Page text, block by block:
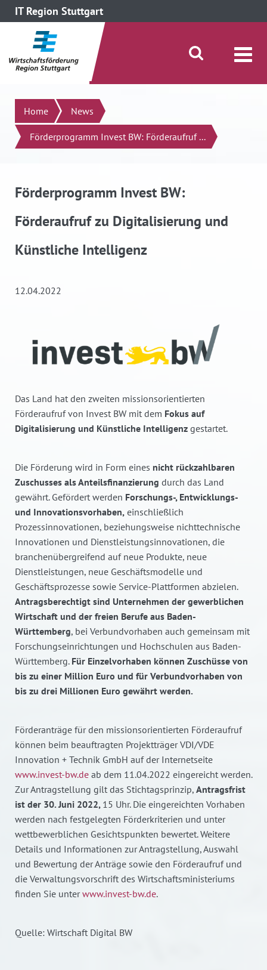
IT Region Stuttgart
direkt zum Inhalt dieser Seite
direkt zum Menü springen
Suche öffnen/schließen
Suchen
Home News
Förderprogramm Invest BW: Förderaufruf ...
Förderprogramm Invest BW:
Förderaufruf zu Digitalisierung und
Künstliche Intelligenz
12.04.2022
Das Land hat den zweiten missionsorientierten
Förderaufruf von Invest BW mit dem Fokus auf
Digitalisierung und Künstliche Intelligenz gestartet.
Die Förderung wird in Form eines nicht rückzahlbaren
Zuschusses als Anteilsfinanzierung durch das Land
gewährt. Gefördert werden Forschungs-, Entwicklungs-
und Innovationsvorhaben, einschließlich
Prozessinnovationen, beziehungsweise nichttechnische
Innovationen und Dienstleistungsinnovationen, die
branchenübergreifend auf neue Produkte, neue
Dienstleistungen, neue Geschäftsmodelle und
Geschäftsprozesse sowie Service-Plattformen abzielen.
Antragsberechtigt sind Unternehmen der gewerblichen
Wirtschaft und der freien Berufe aus Baden-
Württemberg, bei Verbundvorhaben auch gemeinsam mit
Forschungseinrichtungen und Hochschulen aus Baden-
Württemberg. Für Einzelvorhaben können Zuschüsse von
bis zu einer Million Euro und für Verbundvorhaben von
bis zu drei Millionen Euro gewährt werden.
Förderanträge für den missionsorientierten Förderaufruf
können beim beauftragten Projektträger VDI/VDE
Innovation + Technik GmbH auf der Internetseite
www.invest-bw.de ab dem 11.04.2022 eingereicht werden.
Zur Antragstellung gilt das Stichtagsprinzip, Antragsfrist
ist der 30. Juni 2022, 15 Uhr. Die eingereichten Vorhaben
werden nach festgelegten Förderkriterien und unter
wettbewerblichen Gesichtspunkten bewertet. Weitere
Details und Informationen zur Antragstellung, Auswahl
und Bewertung der Anträge sowie den Förderaufruf und
die Verwaltungsvorschrift des Wirtschaftsministeriums
finden Sie unterwww.invest-bw.de.
Quelle: Wirtschaft Digital BW